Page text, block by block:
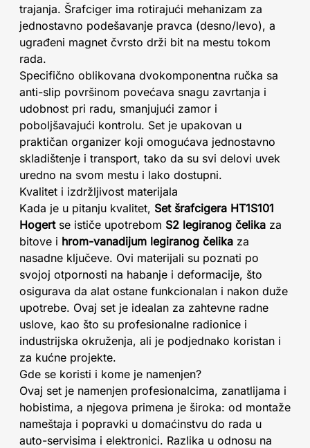
trajanja. Šrafciger ima rotirajući mehanizam za
jednostavno podešavanje pravca (desno/levo), a
ugrađeni magnet čvrsto drži bit na mestu tokom
rada.
Specifično oblikovana dvokomponentna ručka sa
anti-slip površinom povećava snagu zavrtanja i
udobnost pri radu, smanjujući zamor i
poboljšavajući kontrolu. Set je upakovan u
praktičan organizer koji omogućava jednostavno
skladištenje i transport, tako da su svi delovi uvek
uredno na svom mestu i lako dostupni.
Kvalitet i izdržljivost materijala
Kada je u pitanju kvalitet, Set šrafcigera HT1S101
Hogertse ističe upotrebom S2 legiranog čelika za
bitove i hrom-vanadijum legiranog čelika za
nasadne ključeve. Ovi materijali su poznati po
svojoj otpornosti na habanje i deformacije, što
osigurava da alat ostane funkcionalan i nakon duže
upotrebe. Ovaj set je idealan za zahtevne radne
uslove, kao što su profesionalne radionice i
industrijska okruženja, ali je podjednako koristan i
za kućne projekte.
Gde se koristi i kome je namenjen?
Ovaj set je namenjen profesionalcima, zanatlijama i
hobistima, a njegova primena je široka: od montaže
nameštaja i popravki u domaćinstvu do rada u
auto-servisima i elektronici. Razlika u odnosu na